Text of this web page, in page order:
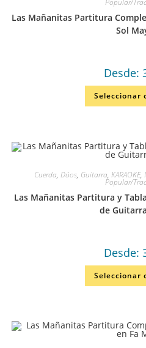
Popular/
Las Mañanitas Partitura
Sol
Desde:
Seleccionar
Cuerda, Dúos, Guitarra, KARAOKE,
Popular/
Las Mañanitas Partitura y
de
Desde:
Seleccionar